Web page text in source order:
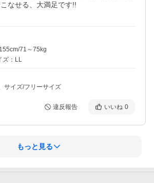
なせる、大満足です!!
71～75kg
ズ：LL
サイズ/フリーサイズ
違反報告 いいね 0
もっと見る